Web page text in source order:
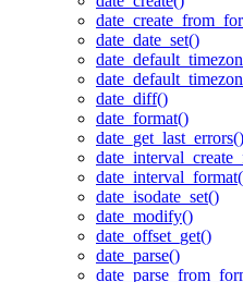
date_date_set()
date_diff()
date_format()
date_get_last_errors()
date_isodate_set()
date_modify()
date_offset_get()
date_parse()